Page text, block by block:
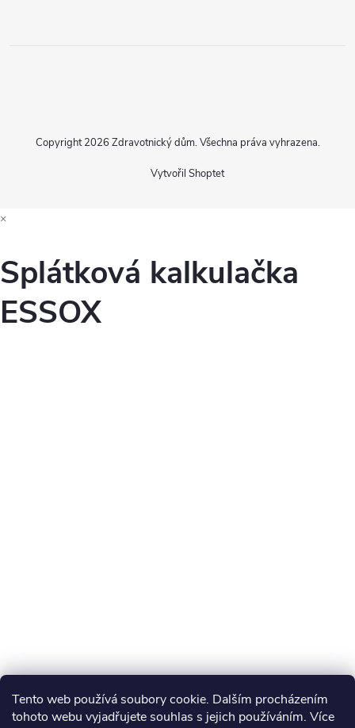
Tento web používá soubory cookie. Dalším procházením
tohoto webu vyjadřujete souhlas s jejich používáním. Více
Vytvořil Shoptet
Copyright 2026 Zdravotnický dům. Všechna práva vyhrazena.
×
Splátková kalkulačka
ESSOX